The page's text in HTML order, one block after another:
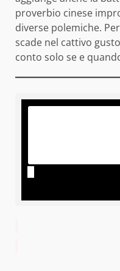
proverbio cinese
diverse polemiche.
scade nel cattivo
conto solo se e